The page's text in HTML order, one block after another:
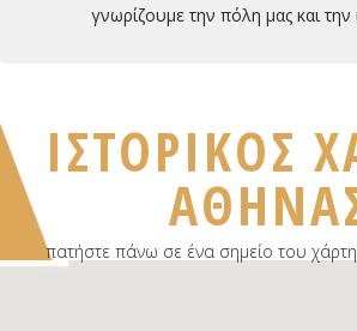
γνωρίζουμε την πόλη μας και την
ΙΣΤΟΡΙΚΟΣ
πατήστε πάνω σε ένα σημείο του